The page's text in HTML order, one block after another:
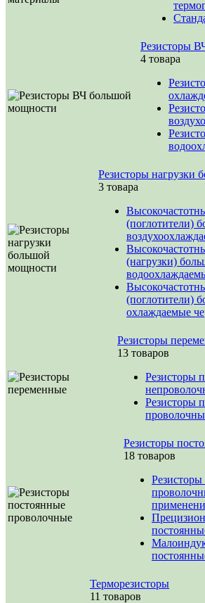
Резисторы
4 товара
Резисторы нагрузки
3 товара
(поглотители)
(нагрузки)
(поглотители)
охлаждаемые
Резисторы
13 товаров
Резисторы
Резисторы
Резисторы
18 товаров
Терморезисторы
11 товаров